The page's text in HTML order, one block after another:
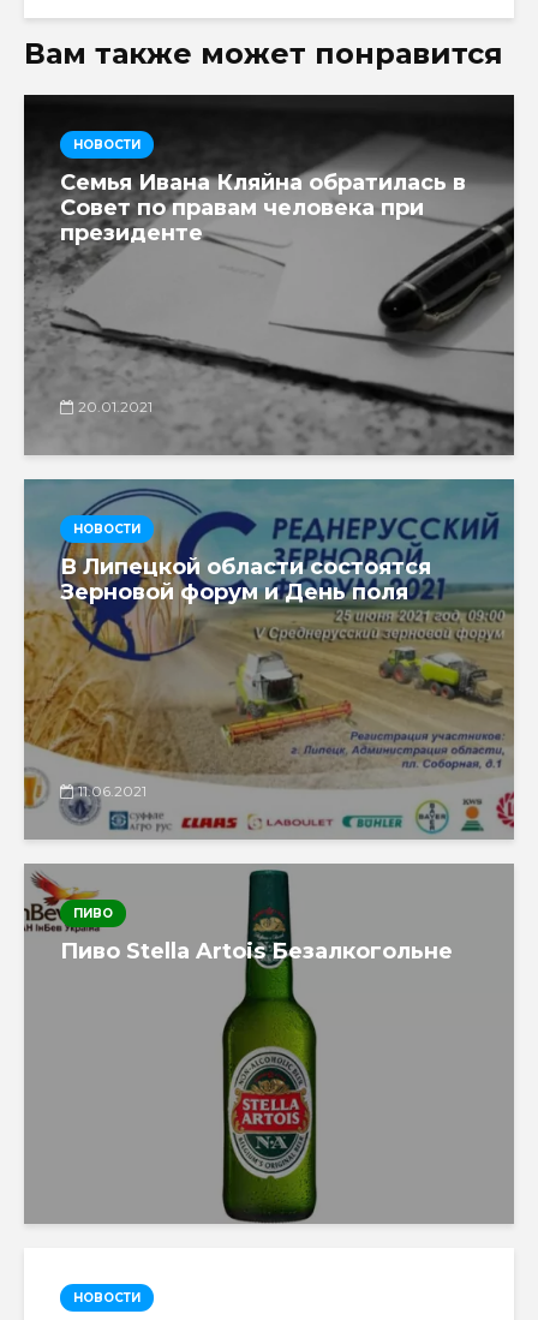
Вам также может понравится
НОВОСТИ
Семья Ивана Кляйна обратилась в
Совет по правам человека при
президенте
20.01.2021
НОВОСТИ
В Липецкой области состоятся
Зерновой форум и День поля
11.06.2021
ПИВО
Пиво Stella Artois Безалкогольне
НОВОСТИ